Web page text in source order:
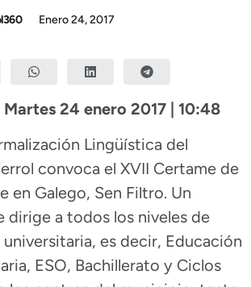
Enero 24, 2017
Martes 24 enero 2017 | 10:48
Lingüística del
convoca el XVII Certame de
en Galego, Sen Filtro. Un
dirige a todos los niveles de
universitaria, es decir, Educación
ESO, Bachillerato y Ciclos